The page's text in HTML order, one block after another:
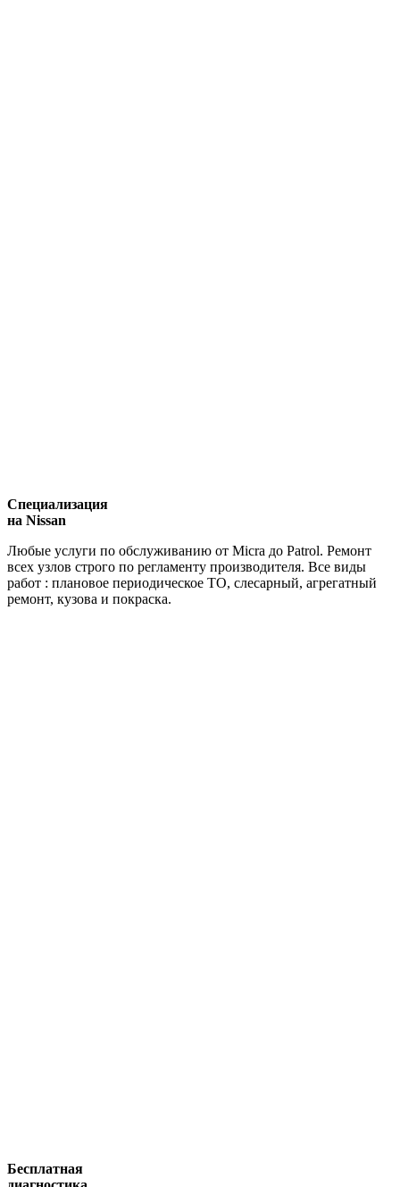
Специализация
на Nissan
Любые услуги по обслуживанию от Micra до Patrol. Ремонт
всех узлов строго по регламенту производителя. Все виды
работ : плановое периодическое ТО, слесарный, агрегатный
ремонт, кузова и покраска.
Бесплатная